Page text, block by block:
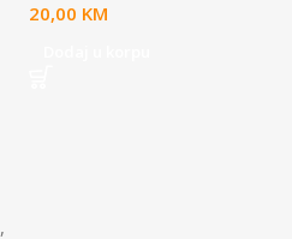
20,00 KM
,